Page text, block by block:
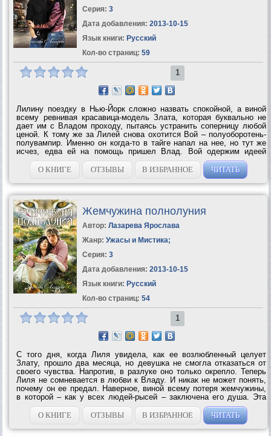
Серия: 3
Дата добавления: 2013-10-15
Язык книги: Русский
Кол-во страниц: 59
1
Лилину поездку в Нью-Йорк сложно назвать спокойной, а виной
всему ревнивая красавица-модель Злата, которая буквально не
дает им с Владом проходу, пытаясь устранить соперницу любой
ценой. К тому же за Лилей снова охотится Вой – полуоборотень-
полувампир. Именно он когда-то в тайге напал на нее, но тут же
исчез, едва ей на помощь пришел Влад. Вой одержим идеей
обратить Лилю в такое же существо, как он сам, а затем сделать
своей женой. День...
О КНИГЕ ОТЗЫВЫ В ИЗБРАННОЕ ЧИТАТЬ
Жемчужина полнолуния
Автор: Лазарева Ярослава
Жанр: Ужасы и Мистика;
Серия: 3
Дата добавления: 2013-10-15
Язык книги: Русский
Кол-во страниц: 54
1
С того дня, когда Лиля увидела, как ее возлюбленный целует
Злату, прошло два месяца, но девушка не смогла отказаться от
своего чувства. Напротив, в разлуке оно только окрепло. Теперь
Лиля не сомневается в любви к Владу. И никак не может понять,
почему он ее предал. Наверное, виной всему потеря жемчужины,
в которой – как у всех людей-рысей – заключена его душа. Эта
версия с каждым днем находит все больше подтверждений. Лиля
уверена: парню...
О КНИГЕ ОТЗЫВЫ В ИЗБРАННОЕ ЧИТАТЬ